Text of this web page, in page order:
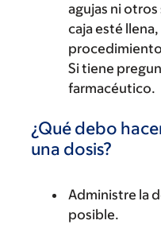
agujas ni
caja esté
Si tiene
farmacéutico.
¿Qué debo
una dosis?
Administre la
posible.